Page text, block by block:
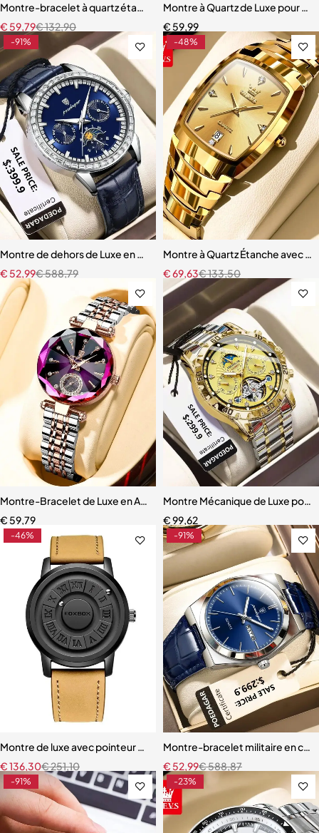
Montre-bracelet à quartz étanche pour homme, chronographe de
€132,90
€ 59,79
Montre à Quartz de Luxe pour
€ 59,99
-91%
Montre de dehors de Luxe en Cuir pour Homme
€588,79
€ 52,99
-48%
Montre à Quartz Étanche avec
€133,50
€69,63
Montre-Bracelet de Luxe en Acier Inoxydable pour Femme
€ 59,79
Montre Mécanique de Luxe pour
€99,62
-46%
Montre de luxe avec pointeur magnétique pour homme
€251,10
€136,30
-91%
Montre-bracelet militaire en cuir
€588,87
€ 52,99
-91% -23%